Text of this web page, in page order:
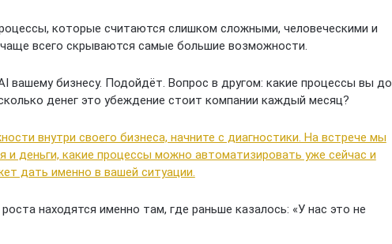
которые считаются слишком сложными, человеческими и
всего скрываются самые большие возможности.
вашему бизнесу. Подойдёт. Вопрос в другом: какие процессы вы до
денег это убеждение стоит компании каждый месяц?
внутри своего бизнеса, начните с диагностики. На встрече мы
и деньги, какие процессы можно автоматизировать уже сейчас и
дать именно в вашей ситуации.
находятся именно там, где раньше казалось: «У нас это не